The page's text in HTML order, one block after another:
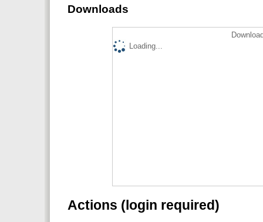
Downloads
Loading...
Actions (login required)